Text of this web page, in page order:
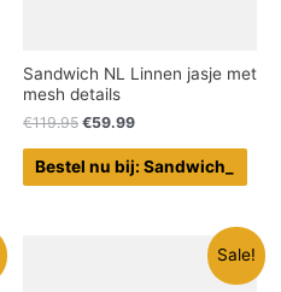
Sandwich NL Linnen jasje met
mesh details
€119.95 €59.99
Bestel nu bij: Sandwich_
Sale!